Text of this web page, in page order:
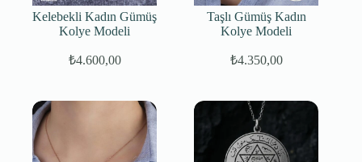
Kelebekli Kadın Gümüş
Kolye Modeli
₺4.600,00
Taşlı Gümüş Kadın
Kolye Modeli
₺4.350,00